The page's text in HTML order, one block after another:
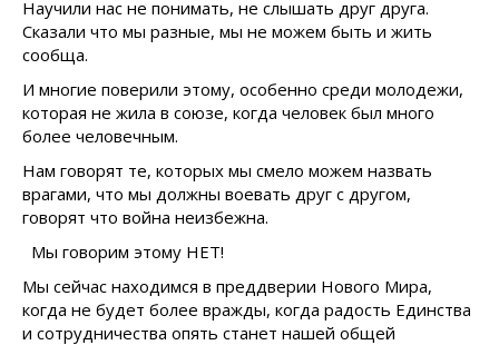
Научили нас не понимать, не слышать друг друга.
Сказали что мы разные, мы не можем быть и жить
сообща.
И многие поверили этому, особенно среди молодежи,
которая не жила в союзе, когда человек был много
более человечным.
Нам говорят те, которых мы смело можем назвать
врагами, что мы должны воевать друг с другом,
говорят что война неизбежна.
Мы говорим этому НЕТ!
Мы сейчас находимся в преддверии Нового Мира,
когда не будет более вражды, когда радость Единства
и сотрудничества опять станет нашей общей